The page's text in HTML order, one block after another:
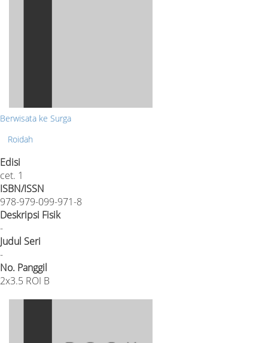
Berwisata ke Surga
Roidah
Edisi
cet. 1
ISBN/ISSN
978-979-099-971-8
Deskripsi Fisik
-
Judul Seri
-
No. Panggil
2x3.5 ROI B